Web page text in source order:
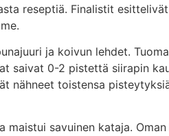
reseptiä. Finalistit
ja koivun lehdet.
saivat 0-2 pistettä siirapin
nähneet toistensa
savuinen kataja. Oman